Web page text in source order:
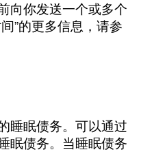
向你发送一个或多个
”的更多信息，请参
睡眠债务。可以通过
眠债务。当睡眠债务